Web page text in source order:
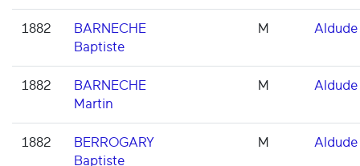
1882
BARNECHE
Baptiste
M Aldude
1882
BARNECHE
Martin
M Aldude
1882
BERROGARY
Baptiste
M Aldude